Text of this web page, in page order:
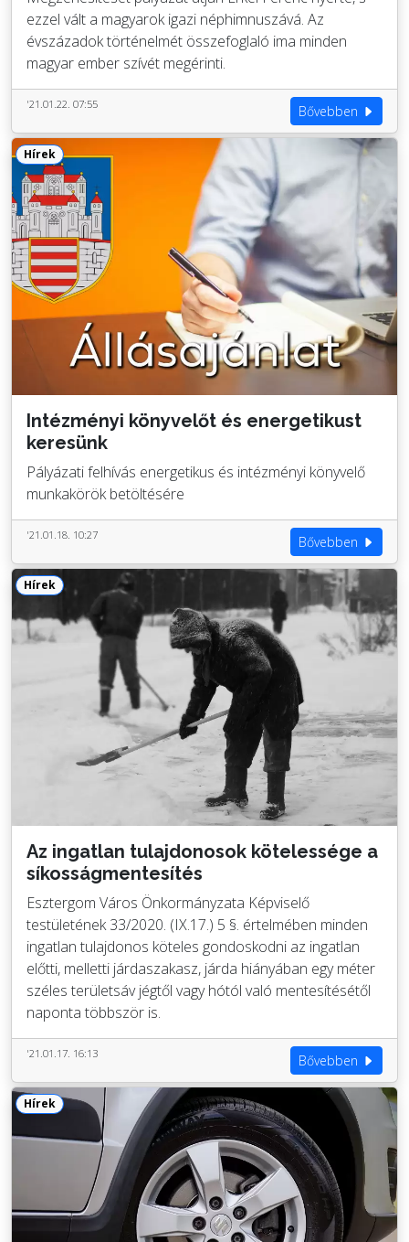
ezzel vált a magyarok igazi néphimnuszává. Az
évszázadok történelmét összefoglaló ima minden
magyar ember szívét megérinti.
'21.01.22. 07:55 Bővebben
Hírek
Intézményi könyvelőt és energetikust
keresünk
Pályázati felhívás energetikus és intézményi könyvelő
munkakörök betöltésére
'21.01.18. 10:27 Bővebben
Hírek
Az ingatlan tulajdonosok kötelessége a
síkosságmentesítés
Esztergom Város Önkormányzata Képviselő
testületének 33/2020. (IX.17.) 5 §. értelmében minden
ingatlan tulajdonos köteles gondoskodni az ingatlan
előtti, melletti járdaszakasz, járda hiányában egy méter
széles területsáv jégtől vagy hótól való mentesítésétől
naponta többször is.
'21.01.17. 16:13 Bővebben
Hírek